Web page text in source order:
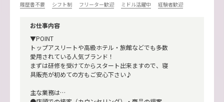
履歴書不要
シフト制 フリーター歓迎 ミドル活躍中 経験者歓迎
お仕事内容
▼POINT
トップアスリートや高級ホテル・旅館などでも多数
愛用されている人気ブランド！
まずは研修を受けてからスタート出来ますので、寝
具販売が初めての方もご安心下さい♪
主な業務は…